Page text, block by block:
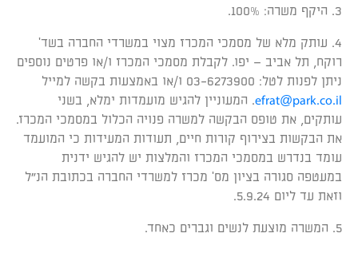
3. היקף משרה: 100%.
4. עותק מלא של מסמכי המכרז מצוי במשרדי החברה בשד'
רוקח, תל אביב – יפו. לקבלת מסמכי המכרז ו/או פרטים נוספים
ניתן לפנות לטל: 03-6273900 ו/או באמצעות בקשה למייל
efrat@park.co.il. המעוניין להגיש מועמדות ימלא, בשני
עותקים, את טופס הבקשה למשרה פנויה הכלול במסמכי המכרז.
את הבקשות בצירוף קורות חיים, תעודות המעידות כי המועמד
עומד בנדרש במסמכי המכרז והמלצות יש להגיש ידנית
במעטפה סגורה בציון מס' מכרז למשרדי החברה בכתובת הנ"ל
וזאת עד ליום 5.9.24.
5. המשרה מוצעת לנשים וגברים כאחד.